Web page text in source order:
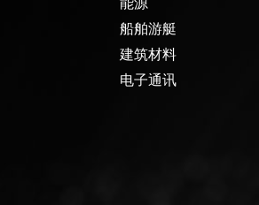
船舶游艇
建筑材料
电子通讯